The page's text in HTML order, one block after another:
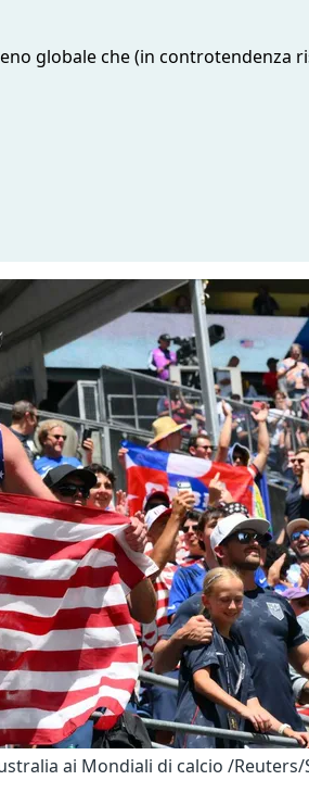
globale che (in
ai Mondiali di calcio /Reuters/